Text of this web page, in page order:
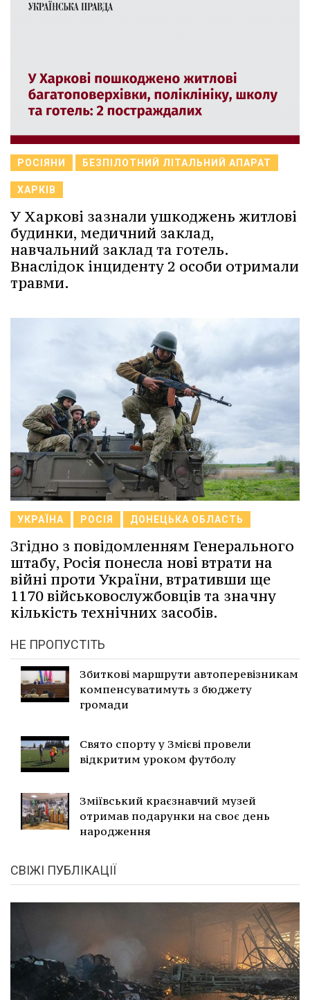
РОСІЯНИ БЕЗПІЛОТНИЙ ЛІТАЛЬНИЙ АПАРАТ
ХАРКІВ
У Харкові зазнали ушкоджень житлові
будинки, медичний заклад,
навчальний заклад та готель.
Внаслідок інциденту 2 особи отримали
травми.
УКРАЇНА РОСІЯ ДОНЕЦЬКА ОБЛАСТЬ
Згідно з повідомленням Генерального
штабу, Росія понесла нові втрати на
війні проти України, втративши ще
1170 військовослужбовців та значну
кількість технічних засобів.
НЕ ПРОПУСТІТЬ
Збиткові маршрути автоперевізникам
компенсуватимуть з бюджету
громади
Свято спорту у Змієві провели
відкритим уроком футболу
Зміївський краєзнавчий музей
отримав подарунки на своє день
народження
СВІЖІ ПУБЛІКАЦІЇ